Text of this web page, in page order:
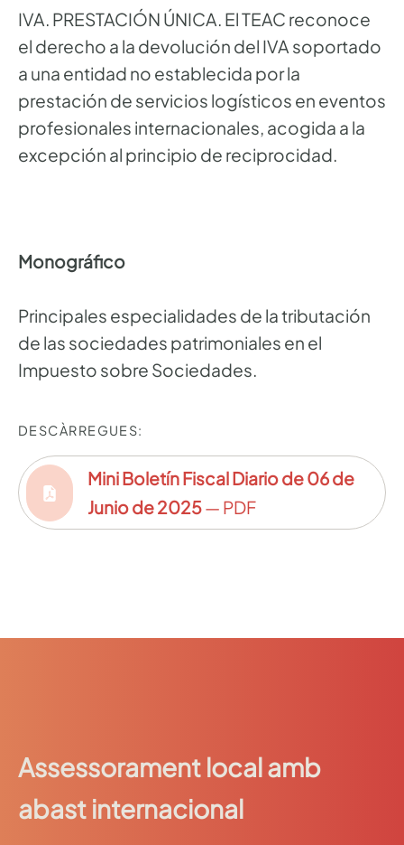
IVA. PRESTACIÓN ÚNICA. El TEAC reconoce
el derecho a la devolución del IVA soportado
a una entidad no establecida por la
prestación de servicios logísticos en eventos
profesionales internacionales, acogida a la
excepción al principio de reciprocidad.
Monográfico
Principales especialidades de la tributación
de las sociedades patrimoniales en el
Impuesto sobre Sociedades.
DESCÀRREGUES:
Mini Boletín Fiscal Diario de 06 de
Junio de 2025— PDF
Assessorament local amb
abast internacional